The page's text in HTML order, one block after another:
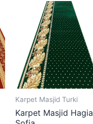
Karpet Masjid Turki
Karpet Masjid Hagia